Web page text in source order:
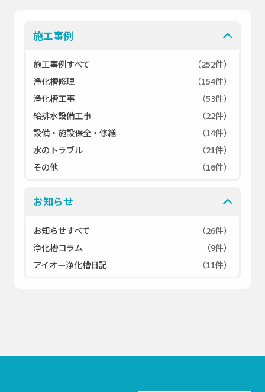
施工事例
施工事例すべて
（252件）
浄化槽修理
（154件）
浄化槽工事
（53件）
給排水設備工事
（22件）
設備・施設保全・修繕
（14件）
水のトラブル
（21件）
その他
（16件）
お知らせ
お知らせすべて
（26件）
浄化槽コラム
（9件）
アイオー浄化槽日記
（11件）